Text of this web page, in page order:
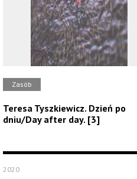
Zasób
Teresa Tyszkiewicz. Dzień po
dniu/Day after day. [3]
2020